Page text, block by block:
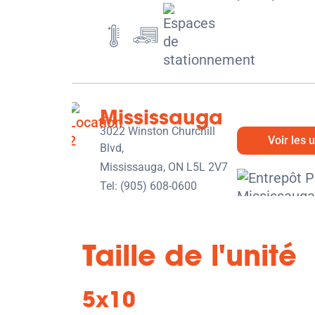
Mississauga
3022 Winston Churchill
Blvd,
Mississauga, ON L5L 2V7
Tel: (905) 608-0600
Voir les
Taille de l'unité
5x10